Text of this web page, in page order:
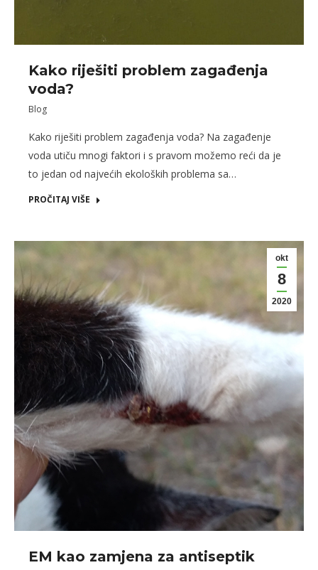
Kako riješiti problem zagađenja
voda?
Blog
Kako riješiti problem zagađenja voda? Na zagađenje
voda utiču mnogi faktori i s pravom možemo reći da je
to jedan od najvećih ekoloških problema sa…
PROČITAJ VIŠE
okt
8
2020
EM kao zamjena za antiseptik